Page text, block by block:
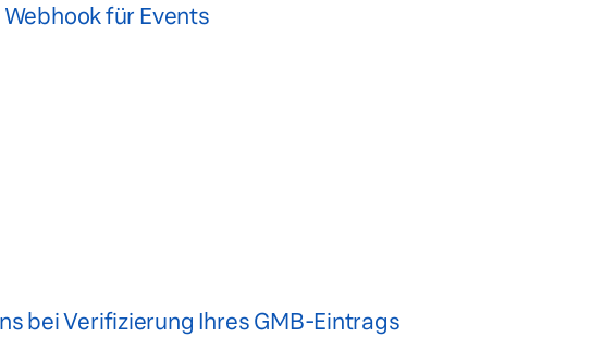
für Events
bei Verifizierung Ihres GMB-Eintrags